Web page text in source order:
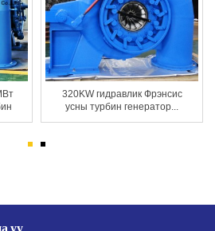
320KW гидравлик Фрэнсис
усны турбин генератор...